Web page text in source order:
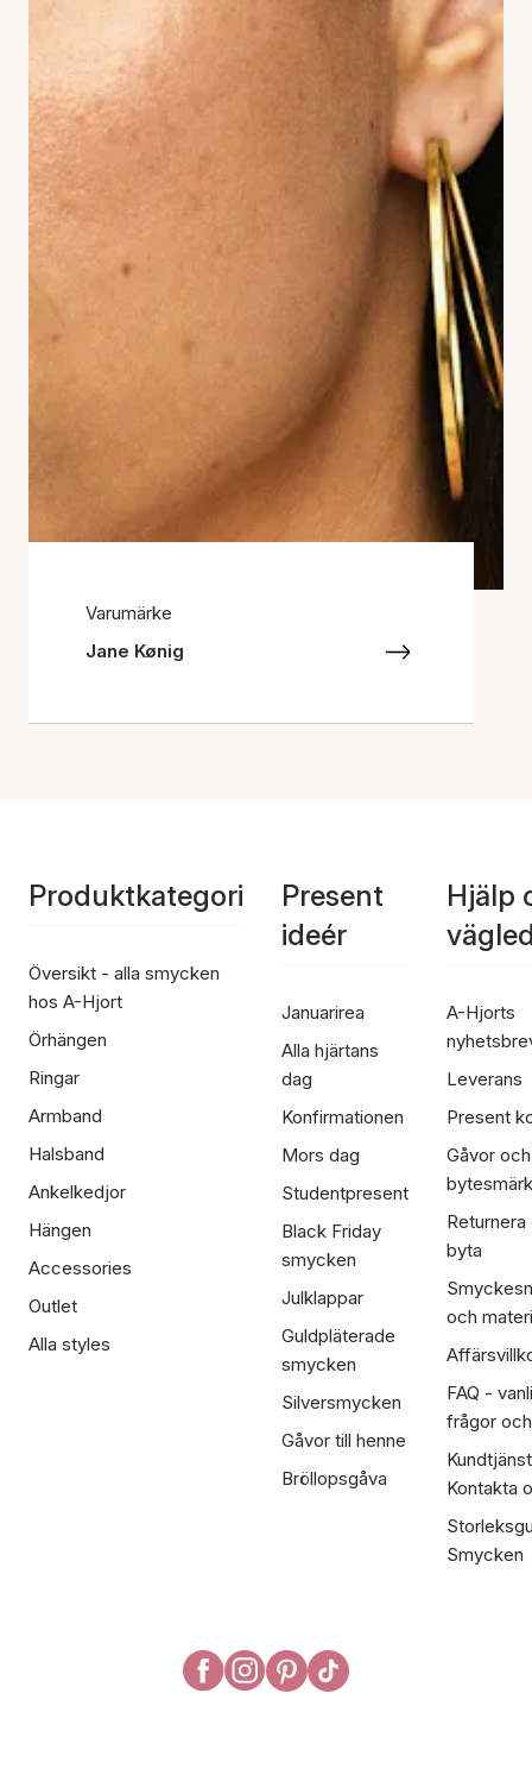
Varumärke
Jane Kønig
Produktkategori
Översikt - alla smycken
hos A-Hjort
Örhängen
Ringar
Armband
Halsband
Ankelkedjor
Hängen
Accessories
Outlet
Alla styles
Present
ideér
Januarirea
Alla hjärtans
dag
Konfirmationen
Mors dag
Studentpresent
Black Friday
smycken
Julklappar
Guldpläterade
smycken
Silversmycken
Gåvor till henne
Bröllopsgåva
Hjälp
A-Hjorts
Leverans
Present
Gåvor och
Returnera
byta
och
FAQ -
frågor
Kontakta
Smycken